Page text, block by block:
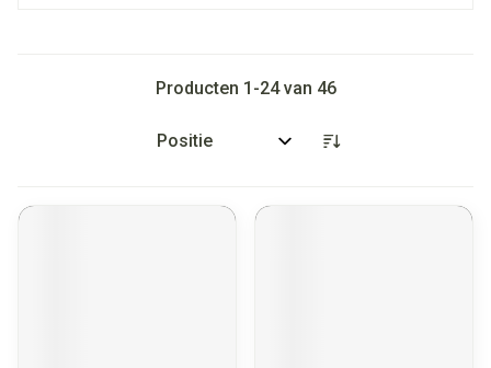
Producten 1 -24van 46
Sorteer op: